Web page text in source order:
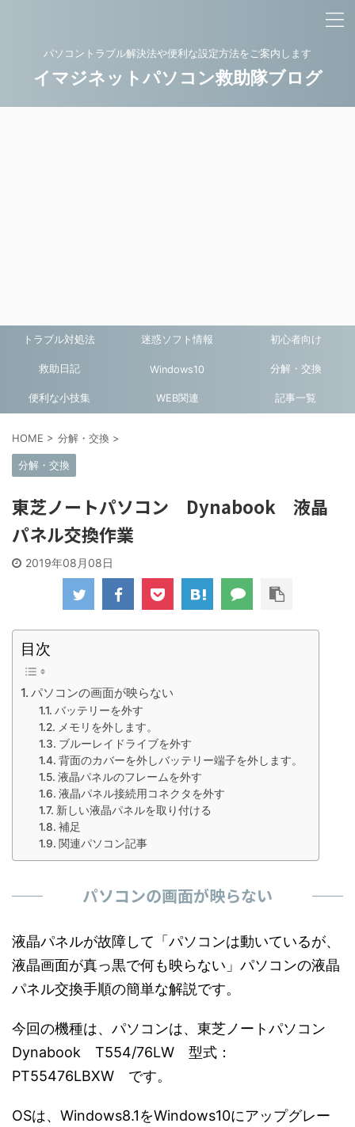
パソコントラブル解決法や便利な設定方法をご案内します
イマジネットパソコン救助隊ブログ
トラブル対処法 迷惑ソフト情報 初心者向け
救助日記 Windows10 分解・交換
便利な小技集 WEB関連 記事一覧
HOME > 分解・交換 >
分解・交換
東芝ノートパソコン Dynabook 液晶
パネル交換作業
2019年08月08日
目次
パソコンの画面が映らない
バッテリーを外す
メモリを外します。
ブルーレイドライブを外す
背面のカバーを外しバッテリー端子を外します。
液晶パネルのフレームを外す
液晶パネル接続用コネクタを外す
新しい液晶パネルを取り付ける
補足
関連パソコン記事
パソコンの画面が映らない
液晶パネルが故障して「パソコンは動いているが、
液晶画面が真っ黒で何も映らない」パソコンの液晶
パネル交換手順の簡単な解説です。
今回の機種は、パソコンは、東芝ノートパソコン
Dynabook T554/76LW 型式：
PT55476LBXW です。
OSは、Windows8.1をWindows10にアップグレー